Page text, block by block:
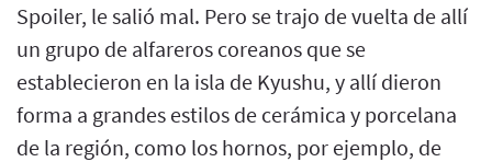
Spoiler, le salió mal. Pero se trajo de vuelta de allí
un grupo de alfareros coreanos que se
establecieron en la isla de Kyushu, y allí dieron
forma a grandes estilos de cerámica y porcelana
de la región, como los hornos, por ejemplo, de